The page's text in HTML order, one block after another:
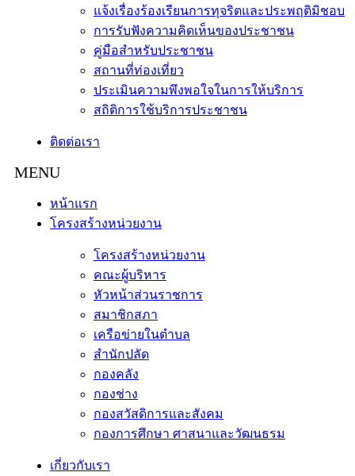
แจ้งเรื่องร้องเรียนการทุจริตและประพฤติมิชอบ
การรับฟังความคิดเห็นของประชาชน
คู่มือสำหรับประชาชน
สถานที่ท่องเที่ยว
ประเมินความพึงพอใจในการให้บริการ
สถิติการใช้บริการประชาชน
ติดต่อเรา
หน้าแรก
โครงสร้างหน่วยงาน
โครงสร้างหน่วยงาน
คณะผู้บริหาร
หัวหน้าส่วนราชการ
สมาชิกสภา
เครือข่ายในตำบล
สำนักปลัด
กองคลัง
กองช่าง
กองสวัสดิการและสังคม
กองการศึกษา ศาสนาและวัฒนธรม
เกี่ยวกับเรา